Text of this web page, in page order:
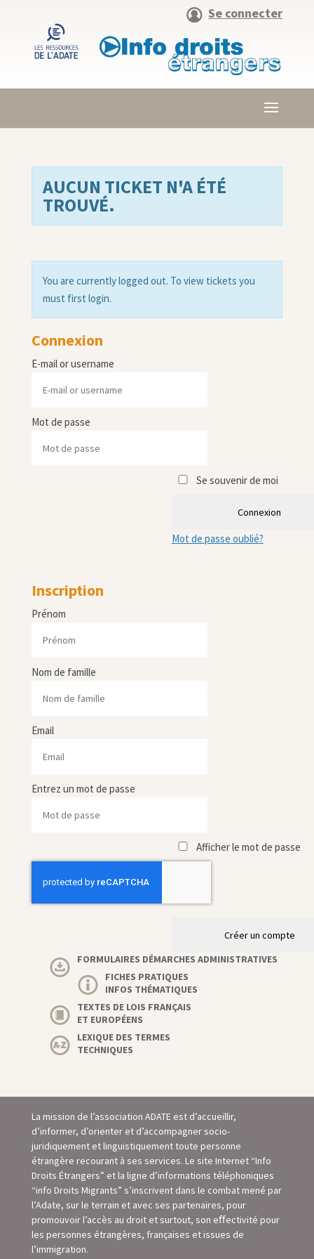
Se connecter
AUCUN TICKET N'A ÉTÉ
TROUVÉ.
You are currently logged out. To view tickets you
must first login.
Connexion
E-mail or username
Mot de passe
Se souvenir de moi
Connexion
Mot de passe oublié?
Inscription
Prénom
Nom de famille
Email
Entrez un mot de passe
Afficher le mot de passe
Créer un compte
FORMULAIRES DÉMARCHES ADMINISTRATIVES
FICHES PRATIQUES
INFOS THÉMATIQUES
TEXTES DE LOIS FRANÇAIS
ET EUROPÉENS
LEXIQUE DES TERMES
TECHNIQUES
La mission de l’association ADATE est d’accueillir,
d’informer, d’orienter et d’accompagner socio-
juridiquement et linguistiquement toute personne
étrangère recourant à ses services. Le site Internet “Info
Droits Étrangers” et la ligne d’informations téléphoniques
“info Droits Migrants” s’inscrivent dans le combat mené par
l’Adate, sur le terrain et avec ses partenaires, pour
promouvoir l’accès au droit et surtout, son eﬀectivité pour
les personnes étrangères, françaises et issues de
l’immigration.